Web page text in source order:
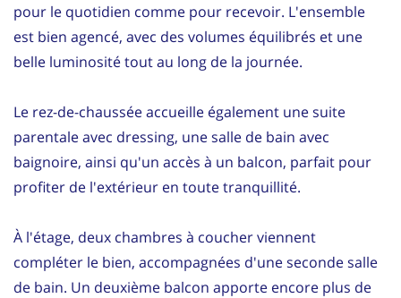
pour le quotidien comme pour recevoir. L'ensemble
est bien agencé, avec des volumes équilibrés et une
belle luminosité tout au long de la journée.
Le rez-de-chaussée accueille également une suite
parentale avec dressing, une salle de bain avec
baignoire, ainsi qu'un accès à un balcon, parfait pour
profiter de l'extérieur en toute tranquillité.
À l'étage, deux chambres à coucher viennent
compléter le bien, accompagnées d'une seconde salle
de bain. Un deuxième balcon apporte encore plus de